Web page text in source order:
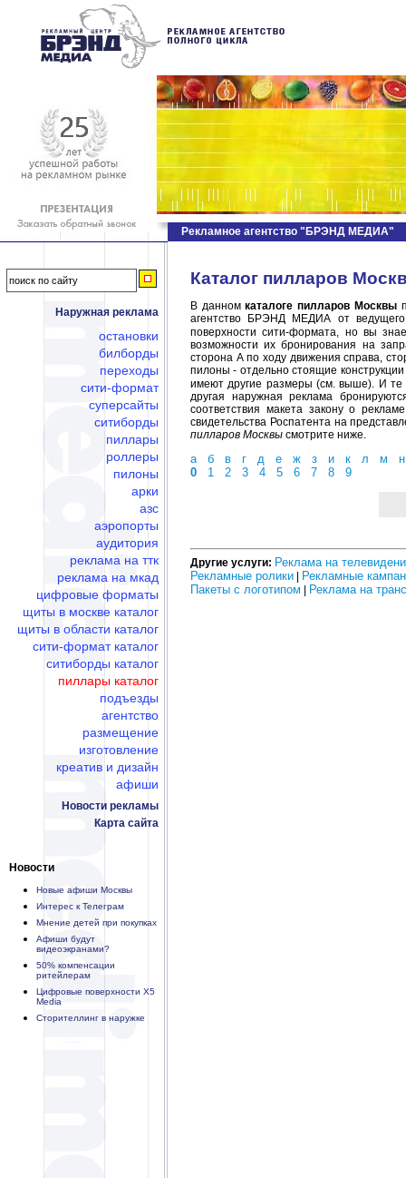
Наружная реклама
остановки
билборды
переходы
сити-формат
суперсайты
ситиборды
пиллары
роллеры
пилоны
арки
азс
аэропорты
аудитория
реклама на ттк
реклама на мкад
цифровые форматы
щиты в москве каталог
щиты в области каталог
сити-формат каталог
ситиборды каталог
пиллары каталог
подъезды
агентство
размещение
изготовление
креатив и дизайн
афиши
Новости рекламы
Карта сайта
Новости
Новые афиши Москвы
Интерес к Телеграм
Мнение детей при покупках
Афиши будут
видеоэкранами?
50% компенсации
ритейлерам
Цифровые поверхности X5
Media
Сторителлинг в наружке
Рекламное агентство "БРЭНД МЕДИА"
Каталог пилларов
В данномкаталоге пилларов Москвы
агентство БРЭНД МЕДИА от
поверхности сити-формата, но вы
возможности их бронирования на
сторона А по ходу движения справа,
пилоны - отдельно стоящие
имеют другие размеры (см. выше). И те
другая наружная реклама
соответствия макета закону о
свидетельства Роспатента на
пилларов Москвы смотрите ниже.
а б в г д е ж з и к л м
н
0
1 2 3 4 5 6 7 8 9
Другие услуги: Реклама на
Рекламные ролики
Рекламные
Пакеты с логотипом
Реклама на